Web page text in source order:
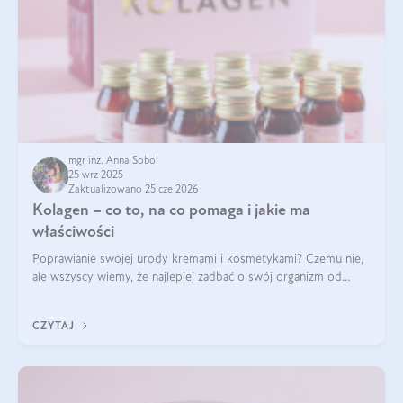
mgr inż. Anna Sobol
25 wrz 2025
Zaktualizowano 25 cze 2026
Kolagen – co to, na co pomaga i jakie ma
właściwości
Poprawianie swojej urody kremami i kosmetykami? Czemu nie,
ale wszyscy wiemy, że najlepiej zadbać o swój organizm od
wysokiej jakości suplem
CZYTAJ